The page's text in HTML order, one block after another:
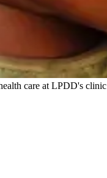
care at LPDD's clinic